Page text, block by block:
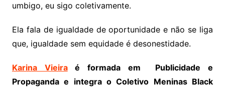
umbigo, eu sigo coletivamente.
Ela fala de igualdade de oportunidade e não se liga
que, igualdade sem equidade é desonestidade.
Karina Vieiraé formada em Publicidade e
Propaganda e integra o Coletivo Meninas Black